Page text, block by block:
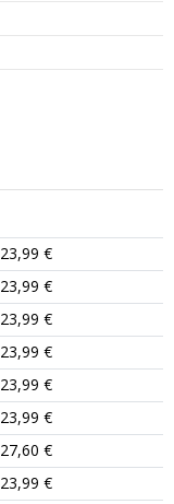
23,99 €
23,99 €
23,99 €
23,99 €
23,99 €
23,99 €
27,60 €
23,99 €